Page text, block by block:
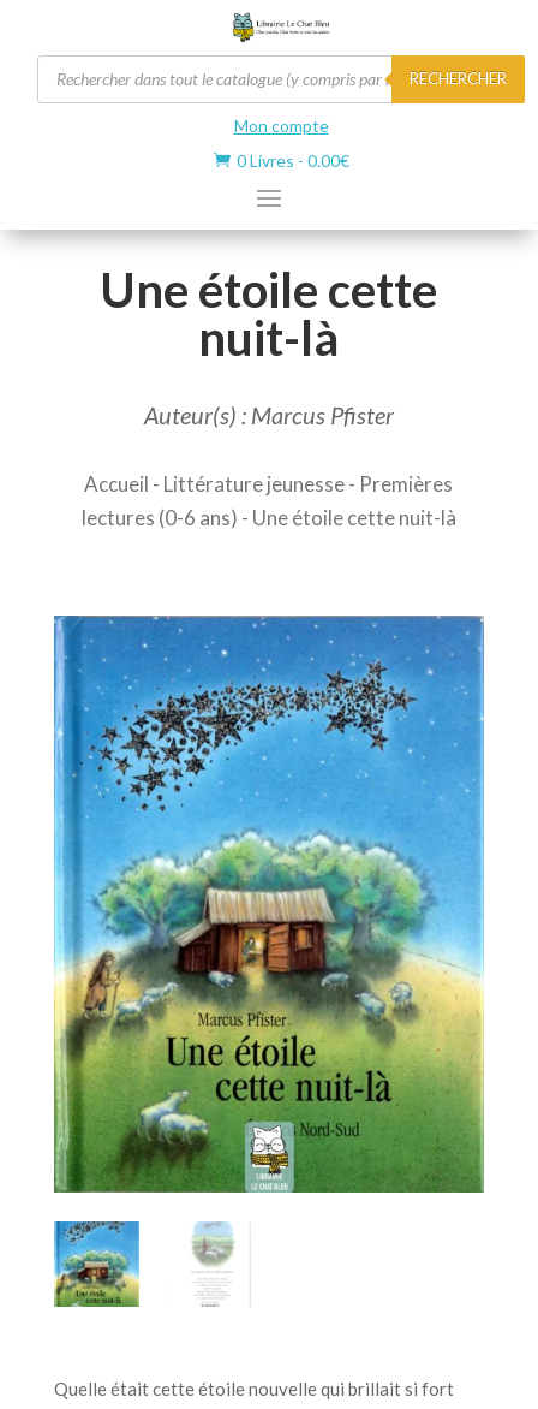
Recherche
de
produits
RECHERCHER
Mon compte
 0 Livres - 0.00€
Une étoile cette
nuit-là
Auteur(s) : Marcus Pfister
Accueil - Littérature jeunesse- Premières
lectures (0-6 ans) - Une étoile cette nuit-là
Quelle était cette étoile nouvelle qui brillait si fort